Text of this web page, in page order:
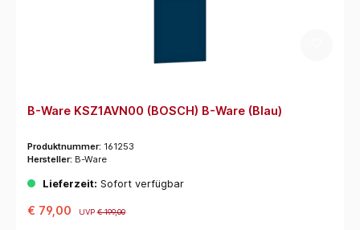
B-Ware KSZ1AVN00 (BOSCH) B-Ware (Blau)
Produktnummer: 161253
Hersteller: B-Ware
Lieferzeit: Sofort verfügbar
€ 79,00 UVP€ 199,00